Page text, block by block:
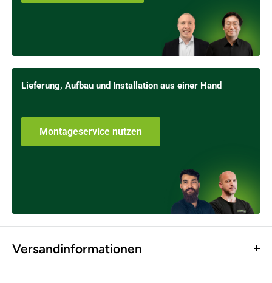
Lieferung, Aufbau und Installation aus einer Hand
Montageservice nutzen
Versandinformationen
Versand innerhalb Österreich